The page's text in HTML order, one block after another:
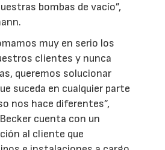
bombas de vacío”,
muy en serio los
clientes y nunca
queremos solucionar
suceda en cualquier parte
nos hace diferentes”,
cuenta con un
al cliente que